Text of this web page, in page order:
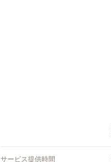
サービス提供時間